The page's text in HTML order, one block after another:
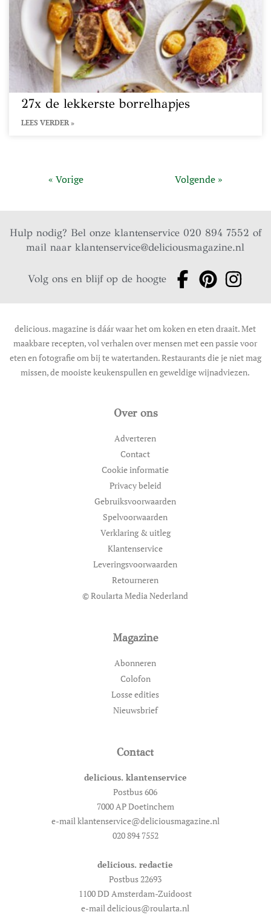
27x de lekkerste borrelhapjes
LEES VERDER »
« Vorige Volgende »
Hulp nodig? Bel onze klantenservice 020 894 7552 of
mail naarklantenservice@deliciousmagazine.nl
Volg ons en blijf op de hoogte
delicious. magazine is dáár waar het om koken en eten draait. Met
maakbare recepten, vol verhalen over mensen met een passie voor
eten en fotografie om bij te watertanden. Restaurants die je niet mag
missen, de mooiste keukenspullen en geweldige wijnadviezen.
Over ons
Adverteren
Contact
Cookie informatie
Privacy beleid
Gebruiksvoorwaarden
Spelvoorwaarden
Verklaring & uitleg
Klantenservice
Leveringsvoorwaarden
Retourneren
© Roularta Media Nederland
Magazine
Abonneren
Colofon
Losse edities
Nieuwsbrief
Contact
delicious. klantenservice
Postbus 606
7000 AP Doetinchem
e-mail klantenservice@deliciousmagazine.nl
020 894 7552
delicious. redactie
Postbus 22693
1100 DD Amsterdam-Zuidoost
e-mail delicious@roularta.nl